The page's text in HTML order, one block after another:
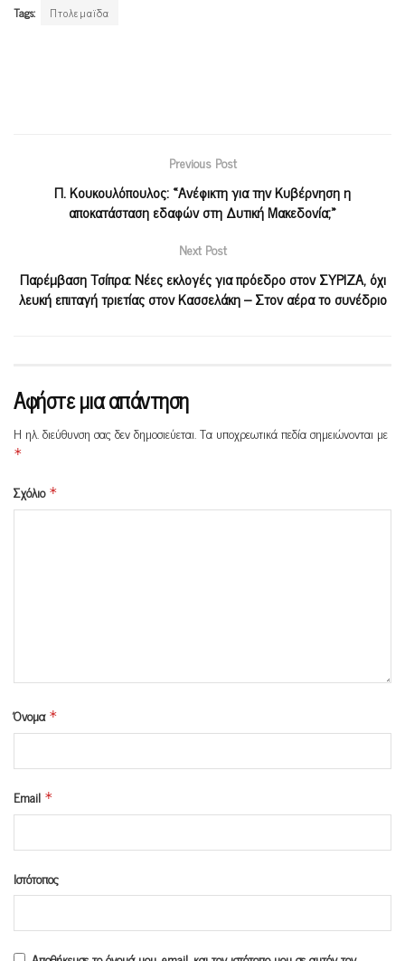
Tags: Πτολεμαϊδα
Previous Post
Π. Κουκουλόπουλος: «Ανέφικτη για την Κυβέρνηση η
αποκατάσταση εδαφών στη Δυτική Μακεδονία;»
Next Post
Παρέμβαση Τσίπρα: Νέες εκλογές για πρόεδρο στον ΣΥΡΙΖΑ, όχι
λευκή επιταγή τριετίας στον Κασσελάκη – Στον αέρα το συνέδριο
Αφήστε μια απάντηση
Η ηλ. διεύθυνση σας δεν δημοσιεύεται. Τα υποχρεωτικά πεδία σημειώνονται με
*
Σχόλιο *
Όνομα *
Email *
Ιστότοπος